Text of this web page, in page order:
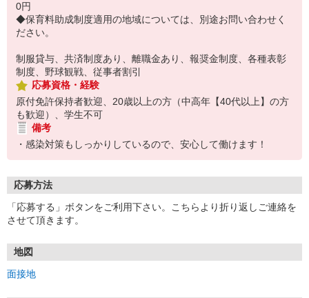
0円
◆保育料助成制度適用の地域については、別途お問い合わせく
ださい。
制服貸与、共済制度あり、離職金あり、報奨金制度、各種表彰
制度、野球観戦、従事者割引
応募資格・経験
原付免許保持者歓迎、20歳以上の方（中高年【40代以上】の方
も歓迎）、学生不可
備考
・感染対策もしっかりしているので、安心して働けます！
応募方法
「応募する」ボタンをご利用下さい。こちらより折り返しご連絡を
させて頂きます。
地図
面接地